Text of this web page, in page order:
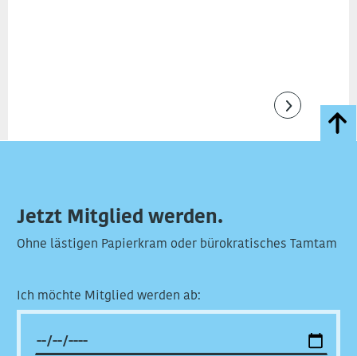
Jetzt Mitglied werden.
Ohne lästigen Papierkram oder bürokratisches Tamtam
Ich möchte Mitglied werden ab: